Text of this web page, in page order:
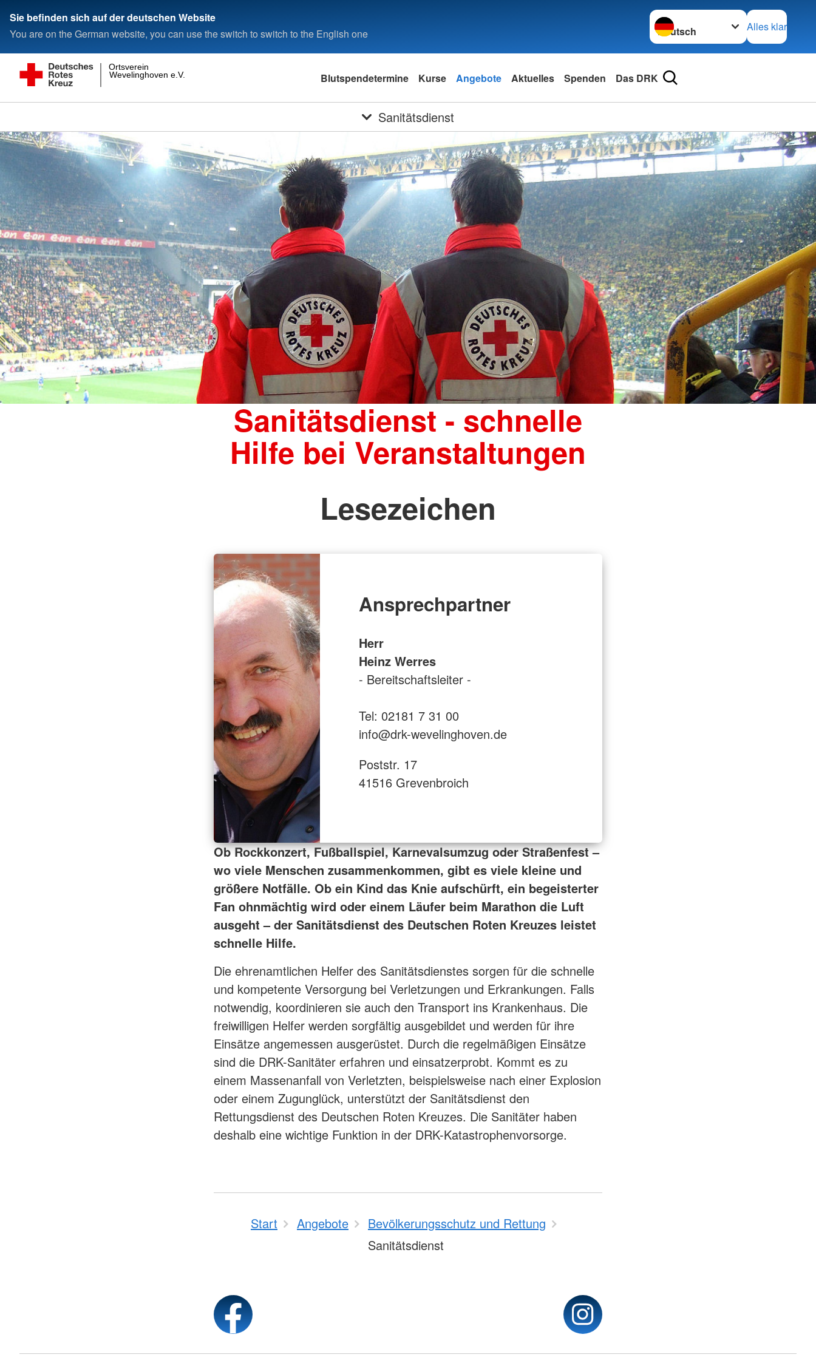
Sie befinden sich auf der deutschen Website
You are on the German website, you can use the switch to switch to the English one
Sprache wechseln zu
Alles klar
Wevelinghoven e.V.
Ortsverein
Blutspendetermine Kurse Angebote Aktuelles Spenden Das DRK
Sanitätsdienst
Sanitätsdienst - schnelle
Hilfe bei Veranstaltungen
Lesezeichen
Ansprechpartner
Herr
Heinz Werres
- Bereitschaftsleiter -
Tel: 02181 7 31 00
info@drk-wevelinghoven.de
Poststr. 17
41516 Grevenbroich
Ob Rockkonzert, Fußballspiel, Karnevalsumzug oder Straßenfest –
wo viele Menschen zusammenkommen, gibt es viele kleine und
größere Notfälle. Ob ein Kind das Knie aufschürft, ein begeisterter
Fan ohnmächtig wird oder einem Läufer beim Marathon die Luft
ausgeht – der Sanitätsdienst des Deutschen Roten Kreuzes leistet
schnelle Hilfe.
Die ehrenamtlichen Helfer des Sanitätsdienstes sorgen für die schnelle
und kompetente Versorgung bei Verletzungen und Erkrankungen. Falls
notwendig, koordinieren sie auch den Transport ins Krankenhaus. Die
freiwilligen Helfer werden sorgfältig ausgebildet und werden für ihre
Einsätze angemessen ausgerüstet. Durch die regelmäßigen Einsätze
sind die DRK-Sanitäter erfahren und einsatzerprobt. Kommt es zu
einem Massenanfall von Verletzten, beispielsweise nach einer Explosion
oder einem Zugunglück, unterstützt der Sanitätsdienst den
Rettungsdienst des Deutschen Roten Kreuzes. Die Sanitäter haben
deshalb eine wichtige Funktion in der DRK-Katastrophenvorsorge.
Start Angebote
Bevölkerungsschutz und Rettung
Sanitätsdienst